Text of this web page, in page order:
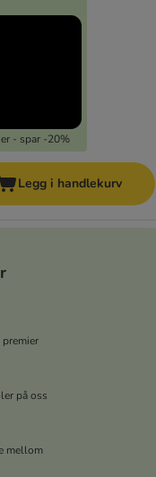
- spar -20%
Legg i handlekurv
på oss
mellom